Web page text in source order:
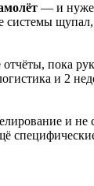
— и
пока
и 2
и не